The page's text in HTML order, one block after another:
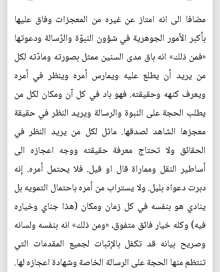
مضافا الى انه امتاز عن غيره من المعجزات وفاق عليها
بأكبر الأمور الجوهرية في شؤون النبوّة والرّسالة ودعوتها
«فمن ذلك» انه باق مدى السنين ممثل بصورته ومادّته لكل
من يريد أن يطلع عليه ويمارس أمره وينظر في أمره
ويعرف كنهه وحقيقته. فهو باد في كل آن ومكان لكل من
يطلب الحجة على النبوة والرسالة ويريد النظر في حقيقة
معجزها الشاهد لصدقها. ماثل لكل من يريد النظر في
الحقائق ولا تحتاج معرفة حقيقته ووجه اعجازه الى
أساطير النقل ومماراة قال او قيل. فلا يحتمل أمره. إنه
دبرت دعواه بليل. ولا يستراب من أمره باحتمال التمويه بل
ينادي هو بنفسه في كل زمان ومكان (هذا جناي وخياره
فيه) وكله خيار فائق متفوق، «ومن ذلك» انه بنفسه ولسانه
وصريح بيانه قد تكفل بالإثبات لجميع المقدمات التي
تنتظم منها الحجة على الرسالة الخاصة وشهادة اعجازه لها.